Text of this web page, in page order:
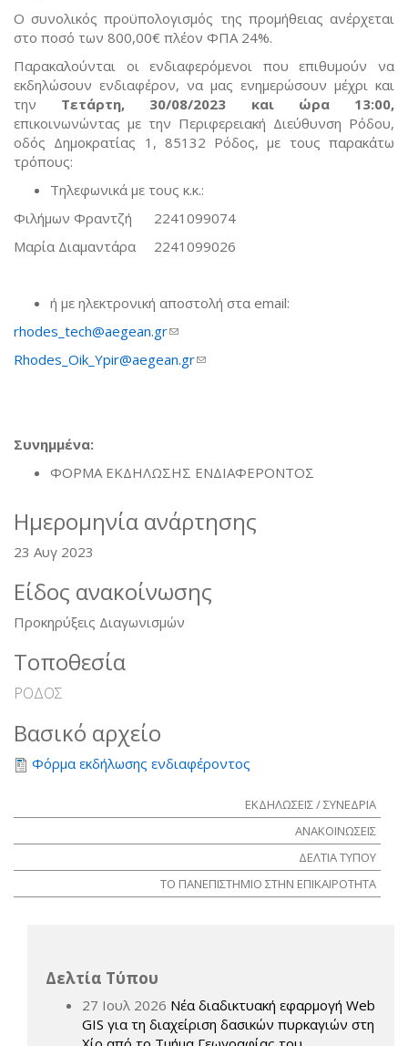
Ο συνολικός προϋπολογισμός της προμήθειας ανέρχεται
στο ποσό των 800,00€ πλέον ΦΠΑ 24%.
Παρακαλούνται οι ενδιαφερόμενοι που επιθυμούν να
εκδηλώσουν ενδιαφέρον, να μας ενημερώσουν μέχρι και
την Τετάρτη, 30/08/2023 και ώρα 13:00,
επικοινωνώντας με την Περιφερειακή Διεύθυνση Ρόδου,
οδός Δημοκρατίας 1, 85132 Ρόδος, με τους παρακάτω
τρόπους:
Τηλεφωνικά με τους κ.κ.:
Φιλήμων Φραντζή 2241099074
Μαρία Διαμαντάρα 2241099026
ή με ηλεκτρονική αποστολή στα email:
rhodes_tech@aegean.gr(link sends e-mail)
Rhodes_Oik_Ypir@aegean.gr(link sends e-mail)
Συνημμένα:
ΦΟΡΜΑ ΕΚΔΗΛΩΣΗΣ ΕΝΔΙΑΦΕΡΟΝΤΟΣ
Ημερομηνία ανάρτησης
23 Αυγ 2023
Είδος ανακοίνωσης
Προκηρύξεις Διαγωνισμών
Τοποθεσία
ΡΟΔΟΣ
Βασικό αρχείο
Φόρμα εκδήλωσης ενδιαφέροντος
ΕΚΔΗΛΩΣΕΙΣ / ΣΥΝΕΔΡΙΑ
ΑΝΑΚΟΙΝΩΣΕΙΣ
ΔΕΛΤΙΑ ΤΥΠΟΥ
ΤΟ ΠΑΝΕΠΙΣΤΗΜΙΟ ΣΤΗΝ ΕΠΙΚΑΙΡΟΤΗΤΑ
Δελτία Τύπου
27 Ιουλ 2026 Νέα διαδικτυακή εφαρμογή Web
GIS για τη διαχείριση δασικών πυρκαγιών στη